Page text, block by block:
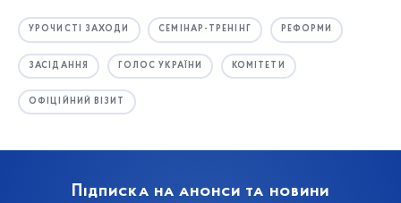
УРОЧИСТІ ЗАХОДИ СЕМІНАР-ТРЕНІНГ РЕФОРМИ
ЗАСІДАННЯ ГОЛОС УКРАЇНИ КОМІТЕТИ
ОФІЦІЙНИЙ ВІЗИТ
Підписка на анонси та новини